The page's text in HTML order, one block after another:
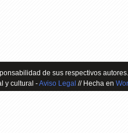
de sus respectivos
y cultural -Aviso Legal // Hecha en